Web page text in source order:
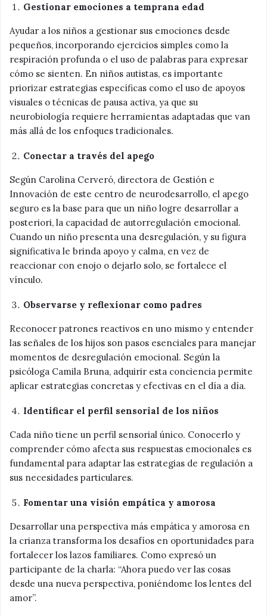
Gestionar emociones a temprana edad
Ayudar a los niños a gestionar sus emociones desde
pequeños, incorporando ejercicios simples como la
respiración profunda o el uso de palabras para expresar
cómo se sienten. En niños autistas, es importante
priorizar estrategias específicas como el uso de apoyos
visuales o técnicas de pausa activa, ya que su
neurobiología requiere herramientas adaptadas que van
más allá de los enfoques tradicionales.
Conectar a través del apego
Según Carolina Cerveró, directora de Gestión e
Innovación de este centro de neurodesarrollo, el apego
seguro es la base para que un niño logre desarrollar a
posteriori, la capacidad de autorregulación emocional.
Cuando un niño presenta una desregulación, y su figura
significativa le brinda apoyo y calma, en vez de
reaccionar con enojo o dejarlo solo, se fortalece el
vínculo.
Observarse y reflexionar como padres
Reconocer patrones reactivos en uno mismo y entender
las señales de los hijos son pasos esenciales para manejar
momentos de desregulación emocional. Según la
psicóloga Camila Bruna, adquirir esta conciencia permite
aplicar estrategias concretas y efectivas en el día a día.
Identificar el perfil sensorial de los niños
Cada niño tiene un perfil sensorial único. Conocerlo y
comprender cómo afecta sus respuestas emocionales es
fundamental para adaptar las estrategias de regulación a
sus necesidades particulares.
Fomentar una visión empática y amorosa
Desarrollar una perspectiva más empática y amorosa en
la crianza transforma los desafíos en oportunidades para
fortalecer los lazos familiares. Como expresó un
participante de la charla: “Ahora puedo ver las cosas
desde una nueva perspectiva, poniéndome los lentes del
amor”.